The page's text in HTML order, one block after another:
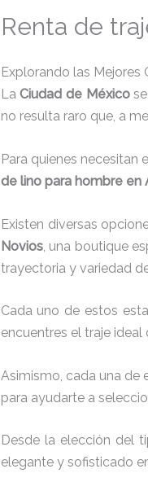
Renta de
Explorando las Mejores
LaCiudad de Méxicose
no resulta raro que, a
Para quienes
de lino para hombre en
Existen diversas
Novios, una boutique
trayectoria y variedad
Cada uno de estos
encuentres el traje ideal
Asimismo, cada una de
para ayudarte a
Desde la elección del
elegante y sofisticado